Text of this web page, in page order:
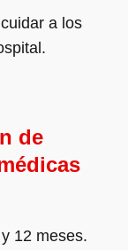
a los
de
12 meses.